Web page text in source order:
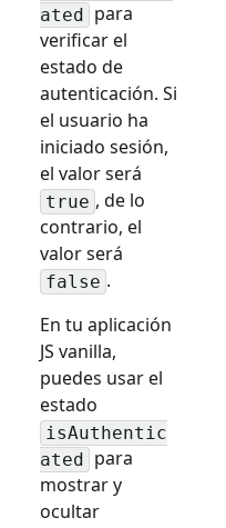
ated para
verificar el
estado de
autenticación. Si
el usuario ha
iniciado sesión,
el valor será
true , de lo
contrario, el
valor será
false .
En tu aplicación
JS vanilla,
puedes usar el
estado
isAuthentic
ated para
mostrar y
ocultar